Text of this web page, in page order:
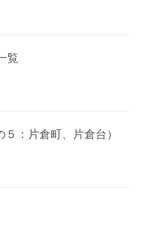
覧
：片倉町、片倉台）